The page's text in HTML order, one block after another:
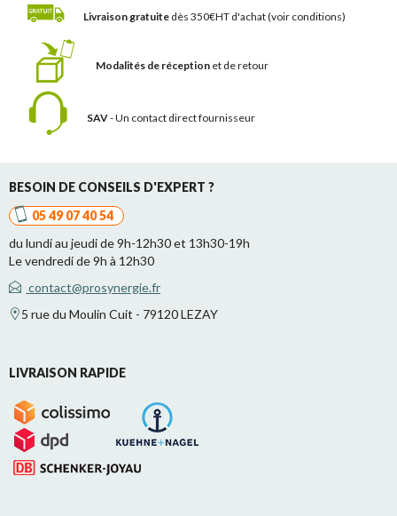
Livraison gratuite dès 350€HT d'achat(voir conditions)
Modalités de réception et de retour
SAV- Un contact direct fournisseur
BESOIN DE CONSEILS D'EXPERT ?
05 49 07 40 54
du lundi au jeudi de 9h-12h30 et 13h30-19h
Le vendredi de 9h à 12h30
contact@prosynergie.fr
5 rue du Moulin Cuit - 79120 LEZAY
LIVRAISON RAPIDE